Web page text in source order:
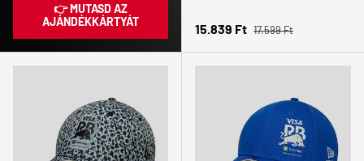
👉 MUTASD AZ
AJÁNDÉKKÁRTYÁT
Verkaufspreis
15.839 Ft Normaler Preis
17.599 Ft